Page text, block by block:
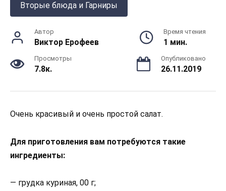
Вторые блюда и Гарниры
Автор
Виктор Ерофеев
Время чтения
1 мин.
Просмотры
7.8к.
Опубликовано
26.11.2019
Очень красивый и очень простой салат.
Для приготовления вам потребуются такие
ингредиенты:
— грудка куриная, 00 г;